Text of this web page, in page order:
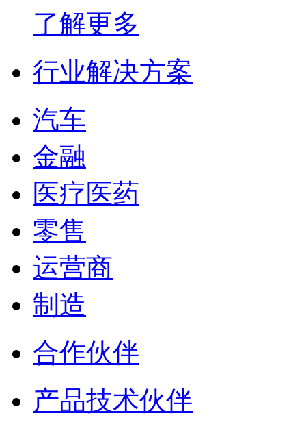
了解更多
行业解决方案
汽车
金融
医疗医药
零售
运营商
制造
合作伙伴
产品技术伙伴